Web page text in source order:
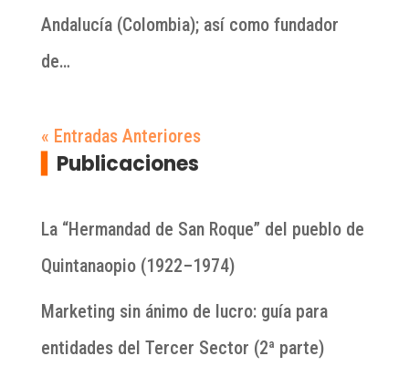
Andalucía (Colombia); así como fundador
de…
« Entradas Anteriores
Publicaciones
La “Hermandad de San Roque” del pueblo de
Quintanaopio (1922–1974)
Marketing sin ánimo de lucro: guía para
entidades del Tercer Sector (2ª parte)